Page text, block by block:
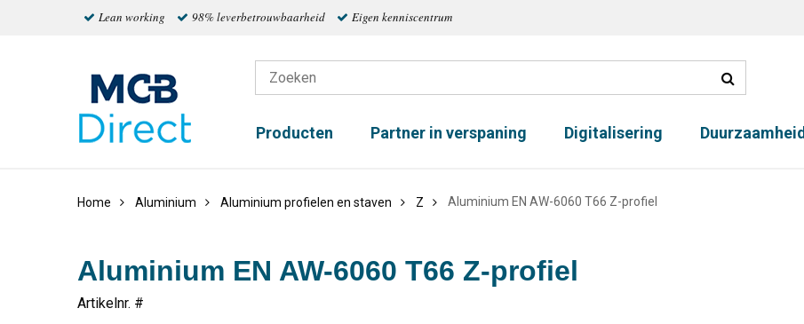
Lean working 98% leverbetrouwbaarheid Eigen kenniscentrum
Producten Partner in verspaning Digitalisering Duurzaamheid
Home Aluminium Aluminium profielen en staven Z Aluminium EN AW-6060 T66 Z-profiel
Aluminium EN AW-6060 T66 Z-profiel
Artikelnr. #